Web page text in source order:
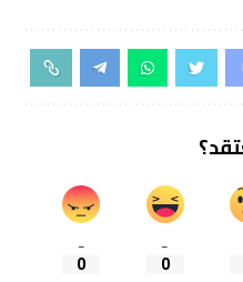
0
0